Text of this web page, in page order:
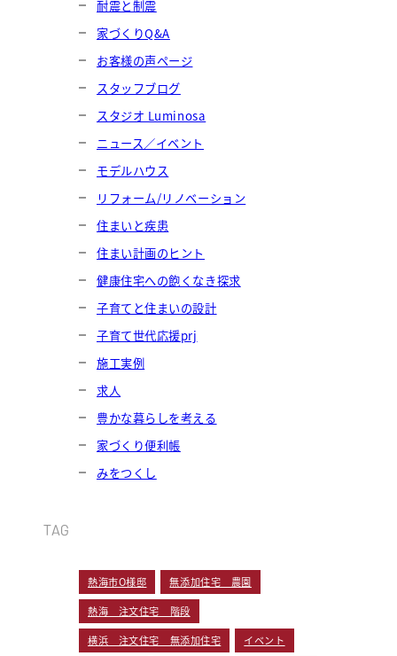
耐震と制震
家づくりQ&A
お客様の声ページ
スタッフブログ
スタジオ Luminosa
ニュース／イベント
モデルハウス
リフォーム/リノベーション
住まいと疾患
住まい計画のヒント
健康住宅への飽くなき探求
子育てと住まいの設計
子育て世代応援prj
施工実例
求人
豊かな暮らしを考える
家づくり便利帳
みをつくし
TAG
熱海市O様邸 無添加住宅 農園
熱海 注文住宅 階段
横浜 注文住宅 無添加住宅 イベント